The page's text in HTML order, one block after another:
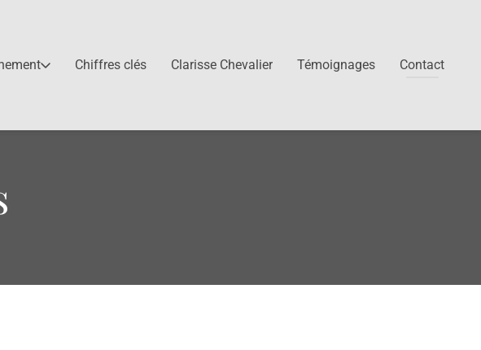
Chiffres clés Clarisse Chevalier Témoignages Contact